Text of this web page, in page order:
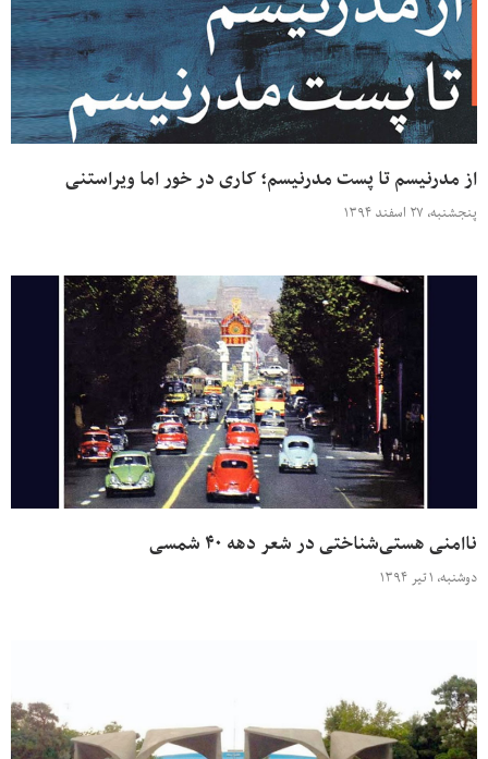
از مدرنیسم تا پست مدرنیسم؛ کاری در خور اما ویراستنی
پنجشنبه، ۲۷ اسفند ۱۳۹۴
ناامنی هستی‌شناختی در شعر دهه ۴۰ شمسی
دوشنبه، ۱ تیر ۱۳۹۴